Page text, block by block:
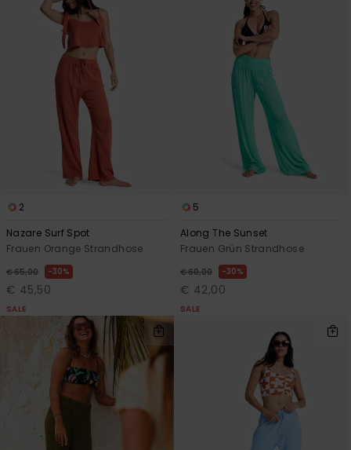
2
Nazare Surf Spot
Frauen Orange Strandhose
€ 65,00 30%
€ 45,50
SALE
5
Along The Sunset
Frauen Grün Strandhose
€ 60,00 30%
€ 42,00
SALE